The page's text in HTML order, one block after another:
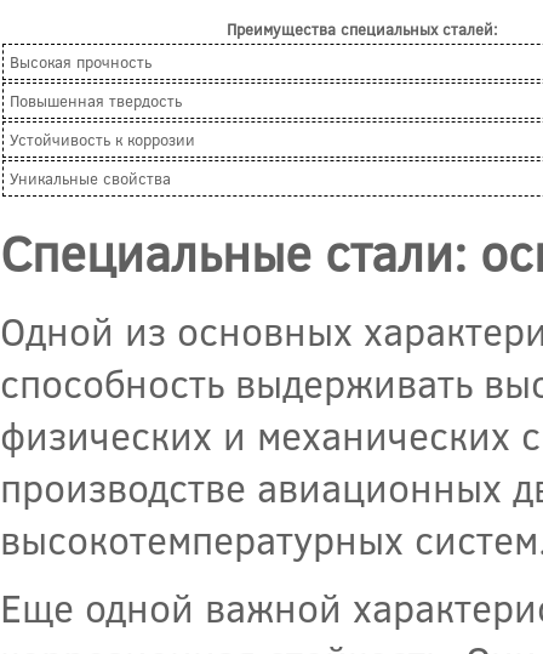
Преимущества специальных сталей:
Высокая прочность
Повышенная твердость
Устойчивость к коррозии
Уникальные свойства
Специальные стали:
Одной из основных
способность выдерживать
физических и механических
производстве авиационных
высокотемпературных
Еще одной важной